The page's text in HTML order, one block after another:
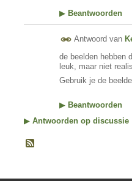
▶ Beantwoorden
Antwoord van
de beelden hebben
leuk, maar niet
Gebruik je de
▶ Beantwoorden
▶ Antwoorden op discussie